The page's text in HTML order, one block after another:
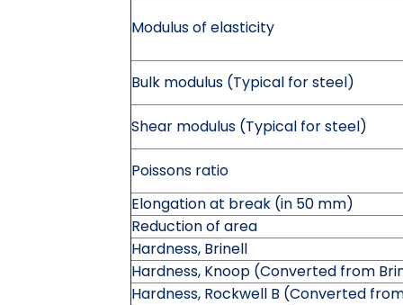
Modulus of elasticity
Bulk modulus (Typical for steel)
Shear modulus (Typical for steel)
Poissons ratio
Elongation at break (in 50 mm)
Reduction of area
Hardness, Brinell
Hardness, Knoop (Converted from
Hardness, Rockwell B (Converted